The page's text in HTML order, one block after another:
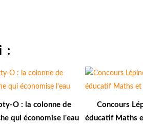
:
O : la colonne de
qui économise l'eau
Concours
éducatif Maths